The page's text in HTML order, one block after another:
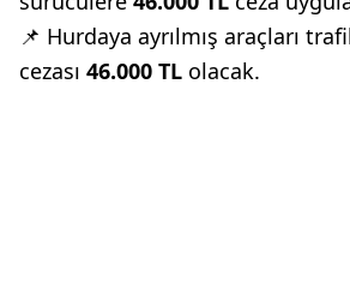
📌 Hurdaya ayrılmış araçları
cezası 46.000 TL olacak.